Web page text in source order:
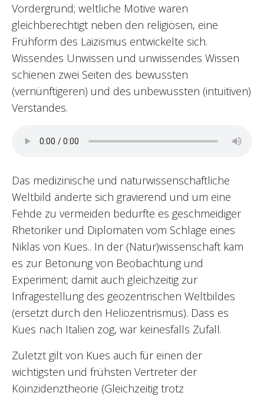
Vordergrund; weltliche Motive waren
gleichberechtigt neben den religiösen, eine
Frühform des Laizismus entwickelte sich.
Wissendes Unwissen und unwissendes Wissen
schienen zwei Seiten des bewussten
(vernünftigeren) und des unbewussten (intuitiven)
Verstandes.
Das medizinische und naturwissenschaftliche
Weltbild änderte sich gravierend und um eine
Fehde zu vermeiden bedurfte es geschmeidiger
Rhetoriker und Diplomaten vom Schlage eines
Niklas von Kues.. In der (Natur)wissenschaft kam
es zur Betonung von Beobachtung und
Experiment; damit auch gleichzeitig zur
Infragestellung des geozentrischen Weltbildes
(ersetzt durch den Heliozentrismus). Dass es
Kues nach Italien zog, war keinesfalls Zufall.
Zuletzt gilt von Kues auch für einen der
wichtigsten und frühsten Vertreter der
Koinzidenztheorie (Gleichzeitig trotz